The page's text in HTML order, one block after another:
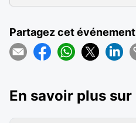
Partagez cet événement
En savoir plus sur